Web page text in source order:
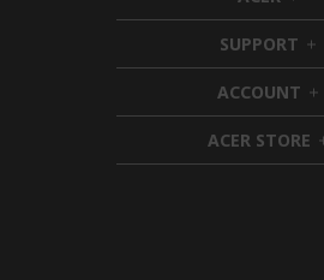
i
d
d
e
n
SUPPORT h
i
d
e
n
ACCOUNT h
i
d
d
ACER STORE h
i